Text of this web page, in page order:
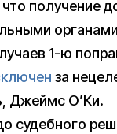
получение
органами
1-ю
за
Джеймс О’Ки.
судебного